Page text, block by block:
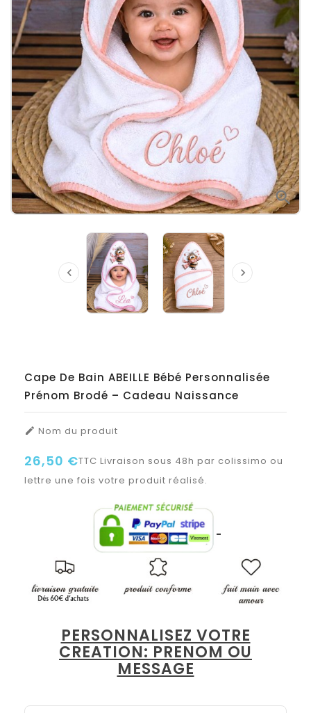

 
Cape De Bain ABEILLE Bébé Personnalisée
Prénom Brodé – Cadeau Naissance
 Nom du produit
26,50 €TTC Livraison sous 48h par colissimo ou
lettre une fois votre produit réalisé.
PERSONNALISEZ VOTRE
CREATION: PRENOM OU
MESSAGE